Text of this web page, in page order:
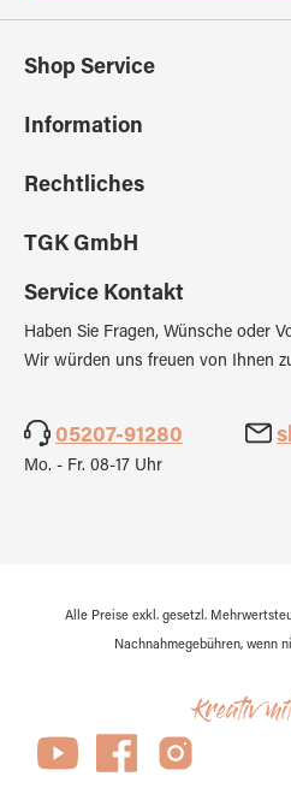
Shop Service
Information
Rechtliches
TGK GmbH
Service Kontakt
Haben Sie Fragen, Wünsche oder
Wir würden uns freuen von Ihnen
05207-91280
Mo. - Fr. 08-17 Uhr
Alle Preise exkl. gesetzl.
Nachnahmegebühren, wenn
Kreativ